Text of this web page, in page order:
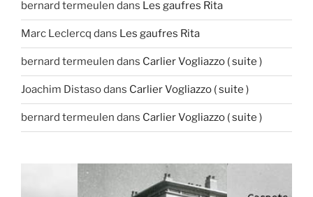
bernard termeulen dans Les gaufres Rita
Marc Leclercq dans Les gaufres Rita
bernard termeulen dans Carlier Vogliazzo ( suite )
Joachim Distasodans Carlier Vogliazzo ( suite )
bernard termeulen dans Carlier Vogliazzo ( suite )